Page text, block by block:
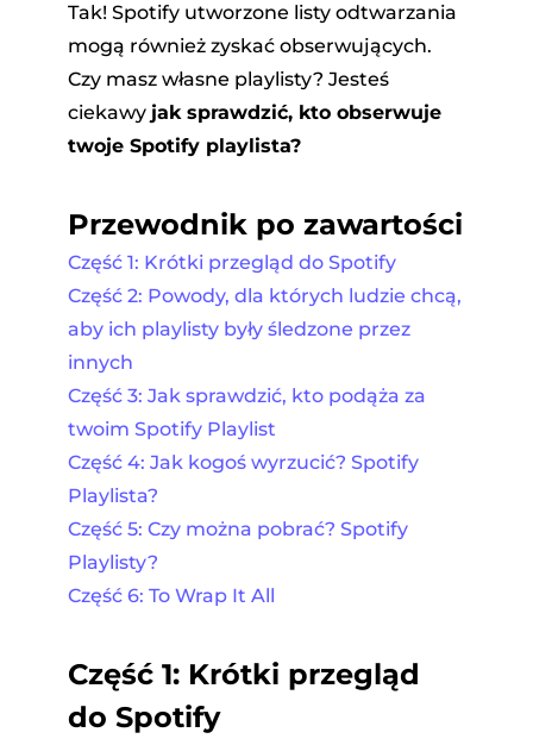
Tak! Spotify utworzone listy odtwarzania
mogą również zyskać obserwujących.
Czy masz własne playlisty? Jesteś
ciekawy jak sprawdzić, kto obserwuje
twoje Spotify playlista?
Przewodnik po zawartości
Część 1: Krótki przegląd do Spotify
Część 2: Powody, dla których ludzie chcą,
aby ich playlisty były śledzone przez
innych
Część 3: Jak sprawdzić, kto podąża za
twoim Spotify Playlist
Część 4: Jak kogoś wyrzucić? Spotify
Playlista?
Część 5: Czy można pobrać? Spotify
Playlisty?
Część 6: To Wrap It All
Część 1: Krótki przegląd
do Spotify